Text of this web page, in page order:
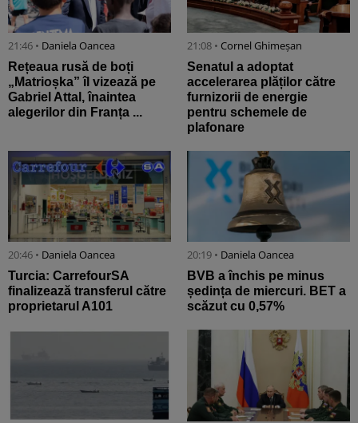
21:46 • Daniela Oancea
Rețeaua rusă de boți
„Matrioșka” îl vizează pe
Gabriel Attal, înaintea
alegerilor din Franța ...
21:08 • Cornel Ghimeșan
Senatul a adoptat
accelerarea plăților către
furnizorii de energie
pentru schemele de
plafonare
20:46 • Daniela Oancea
Turcia: CarrefourSA
finalizează transferul către
proprietarul A101
20:19 • Daniela Oancea
BVB a închis pe minus
ședința de miercuri. BET a
scăzut cu 0,57%